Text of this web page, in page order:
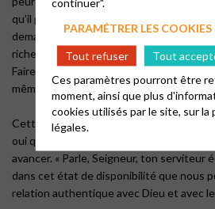
qu’il possédait. De la même manière,
demande de se dépouiller de ce qui nous
richesses, nos inquiétudes, nos
Faire confiance que Dieu nous donnera
même quand nous ne voyons pas encore
Cette disponibilité, c’est aussi un « oui »
oui qui accepte nos limites, nos failles,
avancer. « Parle, Seigneur, ton serviteur
dans cet état de disponibilité que nous
relation authentique avec Dieu et avec
PARAMÉTRER LES COOKIES
Tout refuser
Tout
Ces paramètres pourront être
moment, ainsi que plus
cookies utilisés par le site, sur la
légales.